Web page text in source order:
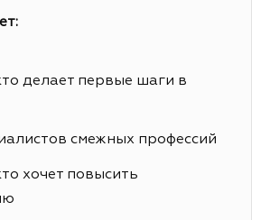
делает первые шаги в
смежных профессий
хочет повысить